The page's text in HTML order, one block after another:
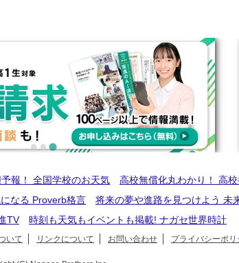
報！ 全国学校のお天気
高校無償化丸わかり！ 高
なる Proverb格言
将来の夢や進路を見つけよう 未
TV
時刻も天気もイベントも掲載! ナガセ世界時計
いて リンクについて お問い合わせ プライバシーポリ